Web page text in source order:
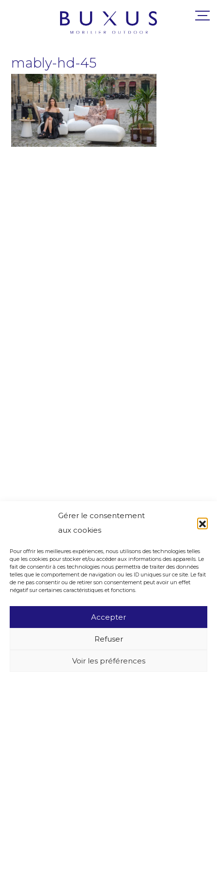
Gérer le consentement
aux cookies
Pour offrir les meilleures expériences, nous utilisons des technologies telles
que les cookies pour stocker et/ou accéder aux informations des appareils. Le
fait de consentir à ces technologies nous permettra de traiter des données
telles que le comportement de navigation ou les ID uniques sur ce site. Le fait
de ne pas consentir ou de retirer son consentement peut avoir un effet
négatif sur certaines caractéristiques et fonctions.
Accepter
Refuser
Voir les préférences
mably-hd-45